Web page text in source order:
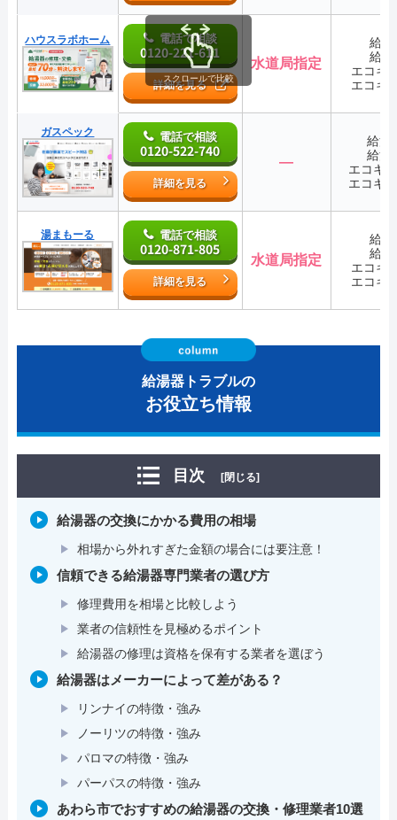
ハウスラボホーム 電話で相談
0120-221-611
詳細を見る
水道局指定
給
給
エコキ
エコキ
ガスペック 電話で相談
0120-522-740
詳細を見る
―
給湯
給湯
エコキ
エコキ
湯まもーる 電話で相談
0120-871-805
詳細を見る
水道局指定
給
給
エコキ
エコキ
スクロールで比較
給湯器トラブルの
お役立ち情報
目次 [閉じる]
給湯器の交換にかかる費用の相場
相場から外れすぎた金額の場合には要注意！
信頼できる給湯器専門業者の選び方
修理費用を相場と比較しよう
業者の信頼性を見極めるポイント
給湯器の修理は資格を保有する業者を選ぼう
給湯器はメーカーによって差がある？
リンナイの特徴・強み
ノーリツの特徴・強み
パロマの特徴・強み
パーパスの特徴・強み
あわら市でおすすめの給湯器の交換・修理業者10選